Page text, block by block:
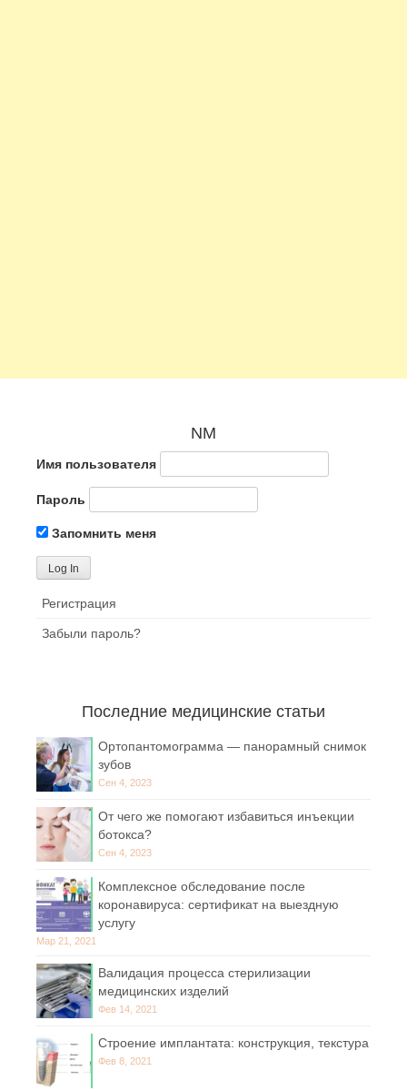
NM
Имя пользователя
Пароль
Запомнить меня
Регистрация
Забыли пароль?
Последние медицинские статьи
Ортопантомограмма — панорамный снимок
зубов
Сен 4, 2023
От чего же помогают избавиться инъекции
ботокса?
Сен 4, 2023
Комплексное обследование после
коронавируса: сертификат на выездную
услугу
Мар 21, 2021
Валидация процесса стерилизации
медицинских изделий
Фев 14, 2021
Строение имплантата: конструкция, текстура
Фев 8, 2021